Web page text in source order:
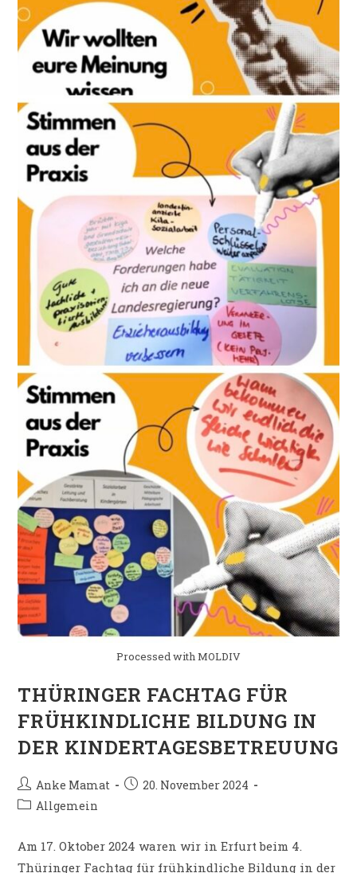
Processed with MOLDIV
THÜRINGER FACHTAG FÜR
FRÜHKINDLICHE BILDUNG IN
DER KINDERTAGESBETREUUNG
Anke Mamat
20. November 2024
Allgemein
Am 17. Oktober 2024 waren wir in Erfurt beim 4.
Thüringer Fachtag für frühkindliche Bildung in der